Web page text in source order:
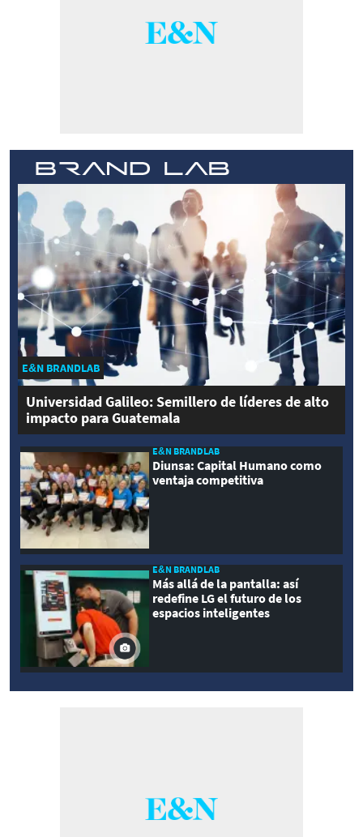
E&N BRANDLAB
Universidad Galileo: Semillero de líderes de alto
impacto para Guatemala
E&N BRANDLAB
Diunsa: Capital Humano como
ventaja competitiva
E&N BRANDLAB
Más allá de la pantalla: así
redefine LG el futuro de los
espacios inteligentes